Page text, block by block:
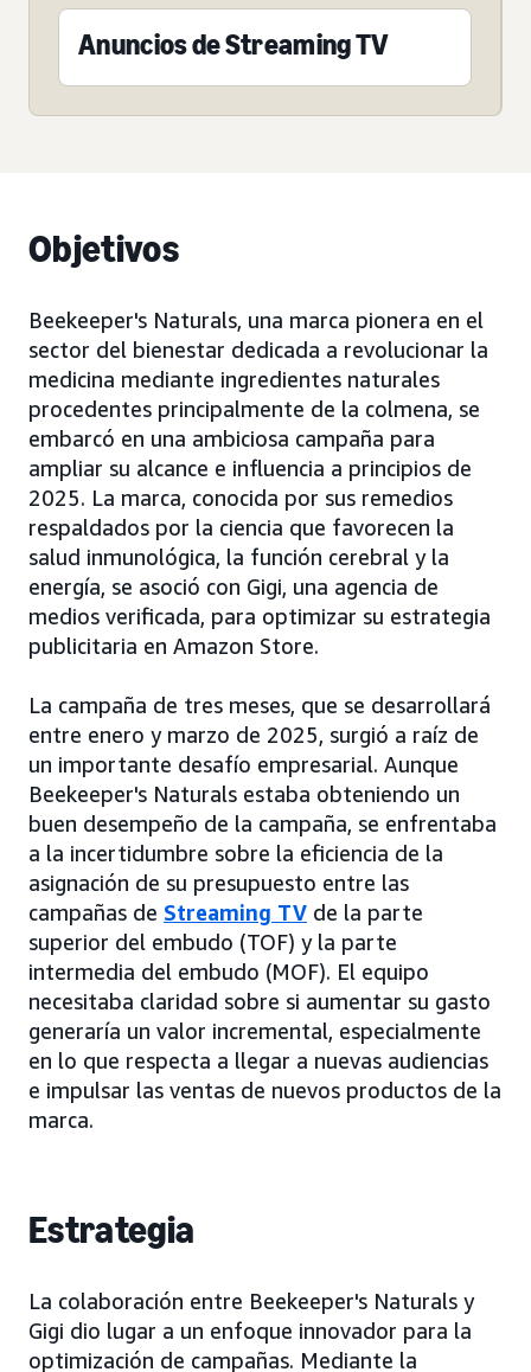
Anuncios de Streaming TV
Objetivos
Beekeeper's Naturals, una marca pionera en el
sector del bienestar dedicada a revolucionar la
medicina mediante ingredientes naturales
procedentes principalmente de la colmena, se
embarcó en una ambiciosa campaña para
ampliar su alcance e influencia a principios de
2025. La marca, conocida por sus remedios
respaldados por la ciencia que favorecen la
salud inmunológica, la función cerebral y la
energía, se asoció con Gigi, una agencia de
medios verificada, para optimizar su estrategia
publicitaria en Amazon Store.
La campaña de tres meses, que se desarrollará
entre enero y marzo de 2025, surgió a raíz de
un importante desafío empresarial. Aunque
Beekeeper's Naturals estaba obteniendo un
buen desempeño de la campaña, se enfrentaba
a la incertidumbre sobre la eficiencia de la
asignación de su presupuesto entre las
campañas de Streaming TV de la parte
superior del embudo (TOF) y la parte
intermedia del embudo (MOF). El equipo
necesitaba claridad sobre si aumentar su gasto
generaría un valor incremental, especialmente
en lo que respecta a llegar a nuevas audiencias
e impulsar las ventas de nuevos productos de la
marca.
Estrategia
La colaboración entre Beekeeper's Naturals y
Gigi dio lugar a un enfoque innovador para la
optimización de campañas. Mediante la